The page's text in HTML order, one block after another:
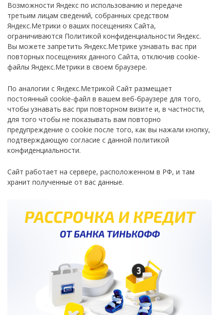
Возможности Яндекс по использованию и передаче
третьим лицам сведений, собранных средством
Яндекс.Метрики о ваших посещениях Сайта,
ограничиваются Политикой конфиденциальности Яндекс.
Вы можете запретить Яндекс.Метрике узнавать вас при
повторных посещениях данного Сайта, отключив cookie-
файлы Яндекс.Метрики в своем браузере.
По аналогии с Яндекс.Метрикой Сайт размещает
постоянный cookie-файл в вашем веб-браузере для того,
чтобы узнавать вас при повторном визите и, в частности,
для того чтобы не показывать вам повторно
предупреждение о cookie после того, как вы нажали кнопку,
подтверждающую согласие с данной политикой
конфиденциальности.
Сайт работает на сервере, расположенном в РФ, и там
хранит полученные от вас данные.